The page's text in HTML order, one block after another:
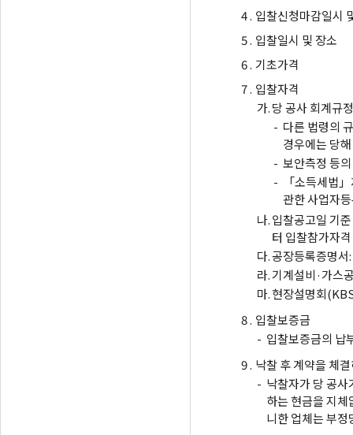
4 . 입찰신청마감일시
5 . 입찰일시 및 장소
6 . 기초가격
7 . 입찰자격
가.당 공사 회계규
- 다른 법령의
경우에는 당
- 보안측정 등
-
「소득세법
관한 사업자
나.입찰공고일 기
터 입찰참가자
다.공장등록증명서
라.기계설비·가스
마.현장설명회
8 . 입찰보증금
- 입찰보증금의 납
9 . 낙찰 후 계약을 체
- 낙찰자가 당 공
하는 현금을 지
니한 업체는 부